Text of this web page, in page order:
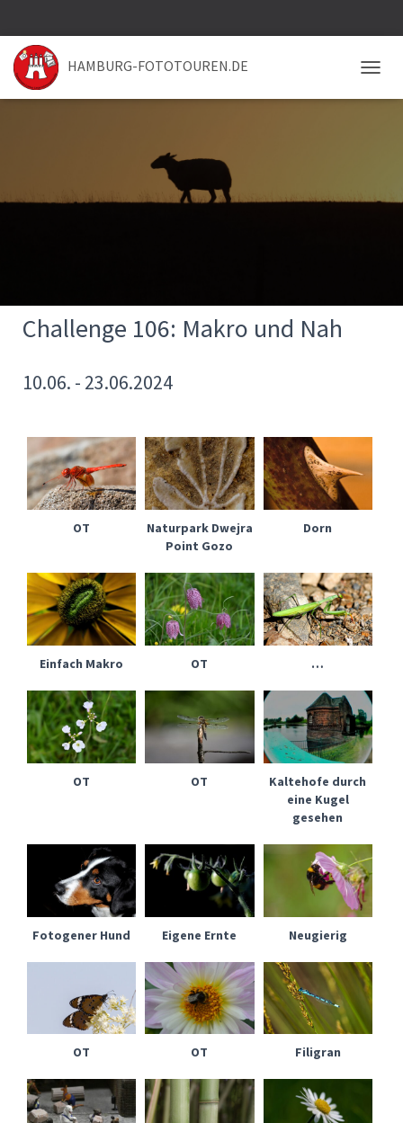
HAMBURG-FOTOTOUREN.DE
Challenge 106: Makro und Nah
10.06. - 23.06.2024
OT
Naturpark Dwejra
Point Gozo
Dorn
Einfach Makro OT …
OT OT
Kaltehofe durch
eine Kugel
gesehen
Fotogener Hund Eigene Ernte Neugierig
OT OT Filigran